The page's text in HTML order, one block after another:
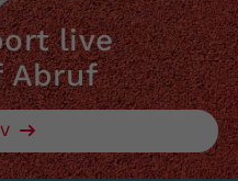
live
Abruf